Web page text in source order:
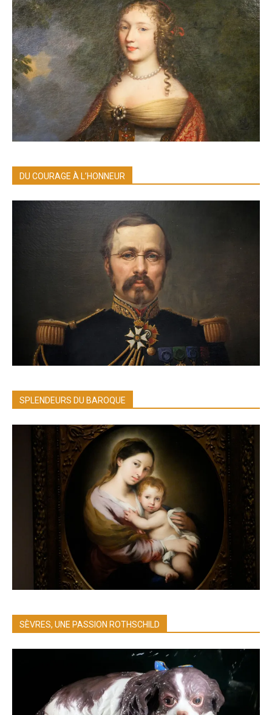
DU COURAGE À L’HONNEUR
SPLENDEURS DU BAROQUE
SÈVRES, UNE PASSION ROTHSCHILD